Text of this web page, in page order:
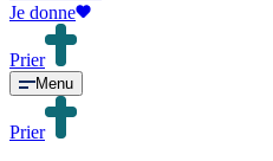
Je donne
Prier
Menu
Prier